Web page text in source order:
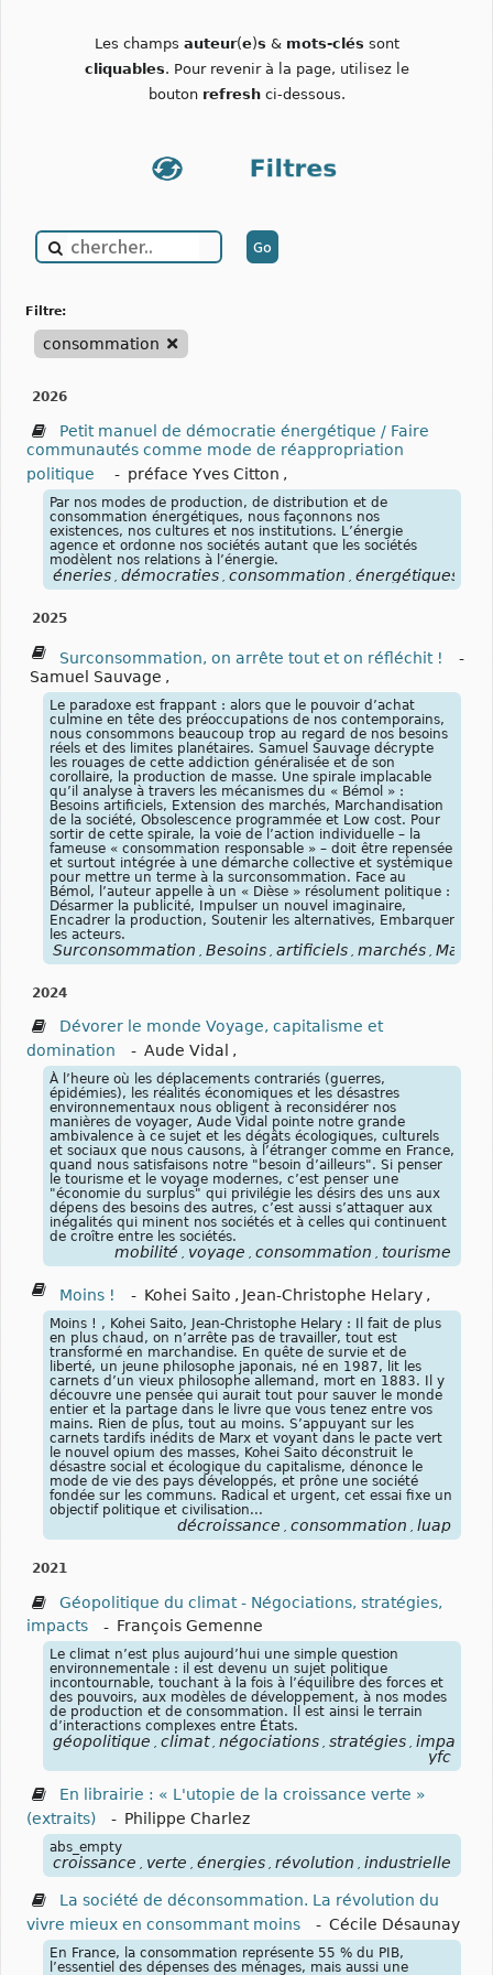
Les champs auteur(e)s & mots-clés sont
cliquables. Pour revenir à la page, utilisez le
bouton refreshci-dessous.
filtre:
consommation
2026
Petit manuel de démocratie énergétique / Faire
communautés comme mode de réappropriation
politique
- préface Yves Citton ,
Par nos modes de production, de distribution et de
consommation énergétiques, nous façonnons nos
existences, nos cultures et nos institutions. L’énergie
agence et ordonne nos sociétés autant que les sociétés
modèlent nos relations à l’énergie.
éneries démocraties consommation énergétiques
2025
Surconsommation, on arrête tout et on réfléchit !
-
Samuel Sauvage ,
Le paradoxe est frappant : alors que le pouvoir d’achat
culmine en tête des préoccupations de nos contemporains,
nous consommons beaucoup trop au regard de nos besoins
réels et des limites planétaires. Samuel Sauvage décrypte
les rouages de cette addiction généralisée et de son
corollaire, la production de masse. Une spirale implacable
qu’il analyse à travers les mécanismes du « Bémol » :
Besoins artificiels, Extension des marchés, Marchandisation
de la société, Obsolescence programmée et Low cost. Pour
sortir de cette spirale, la voie de l’action individuelle – la
fameuse « consommation responsable » – doit être repensée
et surtout intégrée à une démarche collective et systémique
pour mettre un terme à la surconsommation. Face au
Bémol, l’auteur appelle à un « Dièse » résolument politique :
Désarmer la publicité, Impulser un nouvel imaginaire,
Encadrer la production, Soutenir les alternatives, Embarquer
les acteurs.
Surconsommation Besoins artificiels marchés
2024
Dévorer le monde Voyage, capitalisme et
domination
- Aude Vidal ,
À l’heure où les déplacements contrariés (guerres,
épidémies), les réalités économiques et les désastres
environnementaux nous obligent à reconsidérer nos
manières de voyager, Aude Vidal pointe notre grande
ambivalence à ce sujet et les dégâts écologiques, culturels
et sociaux que nous causons, à l’étranger comme en France,
quand nous satisfaisons notre "besoin d’ailleurs". Si penser
le tourisme et le voyage modernes, c’est penser une
"économie du surplus" qui privilégie les désirs des uns aux
dépens des besoins des autres, c’est aussi s’attaquer aux
inégalités qui minent nos sociétés et à celles qui continuent
de croître entre les sociétés.
mobilité voyage consommation tourisme
Moins ! - Kohei Saito , Jean-Christophe Helary ,
Moins ! , Kohei Saito, Jean-Christophe Helary : Il fait de plus
en plus chaud, on n’arrête pas de travailler, tout est
transformé en marchandise. En quête de survie et de
liberté, un jeune philosophe japonais, né en 1987, lit les
carnets d’un vieux philosophe allemand, mort en 1883. Il y
découvre une pensée qui aurait tout pour sauver le monde
entier et la partage dans le livre que vous tenez entre vos
mains. Rien de plus, tout au moins. S’appuyant sur les
carnets tardifs inédits de Marx et voyant dans le pacte vert
le nouvel opium des masses, Kohei Saito déconstruit le
désastre social et écologique du capitalisme, dénonce le
mode de vie des pays développés, et prône une société
fondée sur les communs. Radical et urgent, cet essai fixe un
objectif politique et civilisation...
décroissance consommation luap
2021
Géopolitique du climat - Négociations, stratégies,
impacts
- François Gemenne
Le climat n’est plus aujourd’hui une simple question
environnementale : il est devenu un sujet politique
incontournable, touchant à la fois à l’équilibre des forces et
des pouvoirs, aux modèles de développement, à nos modes
de production et de consommation. Il est ainsi le terrain
d’interactions complexes entre États.
géopolitique , climat , négociations , stratégies , impacts
yfc
En librairie : « L'utopie de la croissance verte »
(extraits)
- Philippe Charlez
abs_empty
croissance verte énergies révolution industrielle
La société de déconsommation. La révolution du
vivre mieux en consommant moins
- Cécile Désaunay
En France, la consommation représente 55 % du PIB,
l’essentiel des dépenses des ménages, mais aussi une